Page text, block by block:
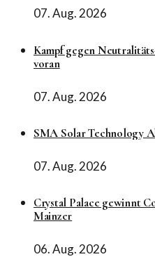
07. Aug. 2026
Kampf gegen
voran
07. Aug. 2026
SMA Solar Technology
07. Aug. 2026
Crystal Palace gewinnt
Mainzer
06. Aug. 2026